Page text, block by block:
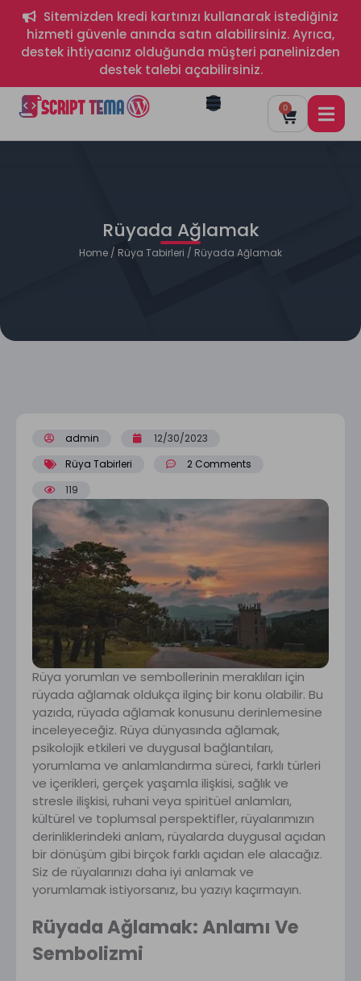
Sitemizden kredi kartınızı kullanarak istediğiniz
hizmeti güvenle anında satın alabilirsiniz. Ayrıca,
destek ihtiyacınız olduğunda müşteri panelinizden
destek talebi açabilirsiniz.
0
Rüyada Ağlamak
Home / Rüya Tabirleri / Rüyada Ağlamak
admin
12/30/2023
Rüya Tabirleri
2 Comments
119
Rüya yorumları ve sembollerinin meraklıları için
rüyada ağlamak oldukça ilginç bir konu olabilir. Bu
yazıda, rüyada ağlamak konusunu derinlemesine
inceleyeceğiz. Rüya dünyasında ağlamak,
psikolojik etkileri ve duygusal bağlantıları,
yorumlama ve anlamlandırma süreci, farklı türleri
ve içerikleri, gerçek yaşamla ilişkisi, sağlık ve
stresle ilişkisi, ruhani veya spiritüel anlamları,
kültürel ve toplumsal perspektifler, rüyalarımızın
derinliklerindeki anlam, rüyalarda duygusal açıdan
bir dönüşüm gibi birçok farklı açıdan ele alacağız.
Siz de rüyalarınızı daha iyi anlamak ve
yorumlamak istiyorsanız, bu yazıyı kaçırmayın.
Rüyada Ağlamak: Anlamı Ve
Sembolizmi